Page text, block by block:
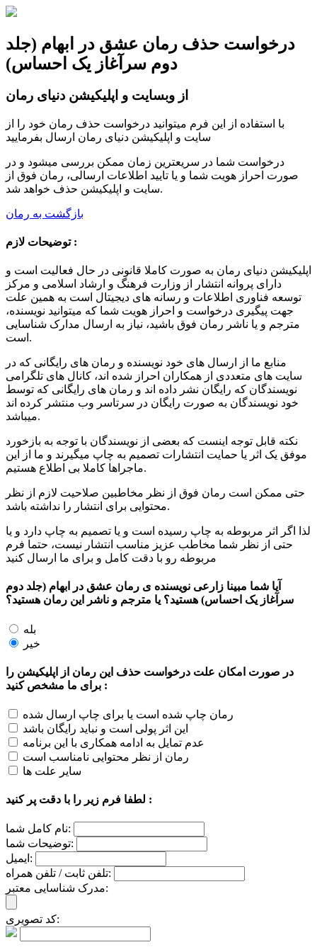
درخواست حذف رمان عشق در ابهام (جلد
دوم سرآغاز یک احساس)
از وبسایت و اپلیکیشن دنیای رمان
با استفاده از این فرم میتوانید درخواست حذف رمان خود را از
سایت و اپلیکیشن دنیای رمان ارسال بفرمایید
درخواست شما در سریعترین زمان ممکن بررسی میشود و در
صورت احراز هویت شما و یا تایید اطلاعات ارسالی، رمان فوق از
سایت و اپلیکیشن حذف خواهد شد.
بازگشت به رمان
توضیحات لازم :
اپلیکیشن دنیای رمان به صورت کاملا قانونی در حال فعالیت است و
دارای پروانه انتشار از وزارت فرهنگ و ارشاد اسلامی و مرکز
توسعه فناوری اطلاعات و رسانه های دیجیتال است به همین علت
جهت پیگیری درخواست و احراز هویت شما که میتوانید نویسنده،
مترجم و یا ناشر رمان فوق باشید، نیاز به ارسال مدارک شناسایی
است.
منابع ما از ارسال های خود نویسنده و رمان های رایگانی که در
سایت های متعددی از همکاران احراز شده اند، کانال های تلگرامی
نویسندگان که رایگان نشر داده اند و رمان های رایگانی که توسط
خود نویسندگان به صورت رایگان در سرتاسر وب منتشر کرده اند
میباشد.
نکته قابل توجه اینست که بعضی از نویسندگان با توجه به بازخورد
موفق یک اثر یا حمایت انتشارات تصمیم به چاپ میگیرند و ما از این
ماجراها کاملا بی اطلاع هستیم.
حتی ممکن است رمان فوق از نظر مخاطبین صلاحیت لازم از نظر
محتوایی برای انتشار را نداشته باشد.
لذا اگر اثر مربوطه به چاپ رسیده است و یا تصمیم به چاپ دارد و یا
حتی از نظر شما مخاطب عزیز مناسب انتشار نیست، حتما فرم
مربوطه رو با دقت کامل و برای ما ارسال کنید
آیا شما مبینا زارعی نویسنده ی رمان عشق در ابهام (جلد دوم
سرآغاز یک احساس) هستید؟ یا مترجم و ناشر این رمان هستید؟
بله
خیر
در صورت امکان علت درخواست حذف این رمان از اپلیکیشن را
برای ما مشخص کنید :
رمان چاپ شده است یا برای چاپ ارسال شده
این اثر پولی است و نباید رایگان باشد
عدم تمایل به ادامه همکاری با این برنامه
رمان از نظر محتوایی نامناسب است
سایر علت ها
لطفا فرم زیر را با دقت پر کنید :
نام کامل شما:
توضیحات شما:
ایمیل:
تلفن ثابت / تلفن همراه:
مدرک شناسایی معتبر:
کد تصویری: